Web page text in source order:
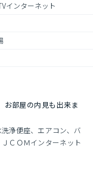
インターネット
お部屋の内見も出来ま
浄便座、エアコン、バ
ＣＯＭインターネット